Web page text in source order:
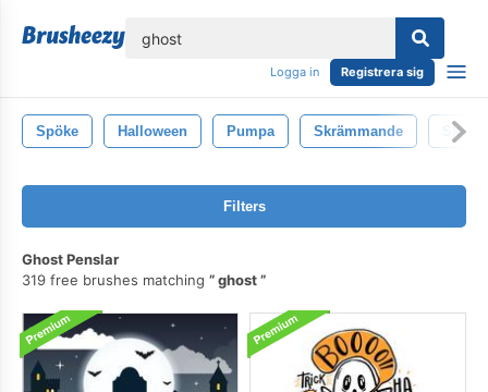
Logga in Registrera sig
Spöke Halloween Pumpa Skrämmande Skräck
Filters
Ghost Penslar
319 free brushes matching
ghost